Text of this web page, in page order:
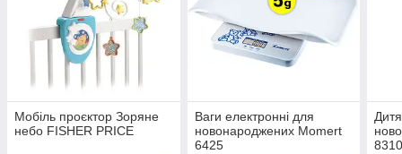
Мобіль проєктор Зоряне
небо FISHER PRICE
Ваги електронні для
новонароджених Momert
6425